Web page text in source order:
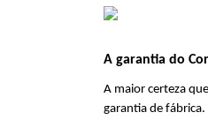
A garantia do
A maior certeza
garantia de fábrica.